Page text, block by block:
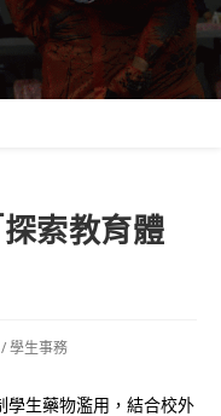
索教育體
/學生事務
學生藥物濫用，結合校外